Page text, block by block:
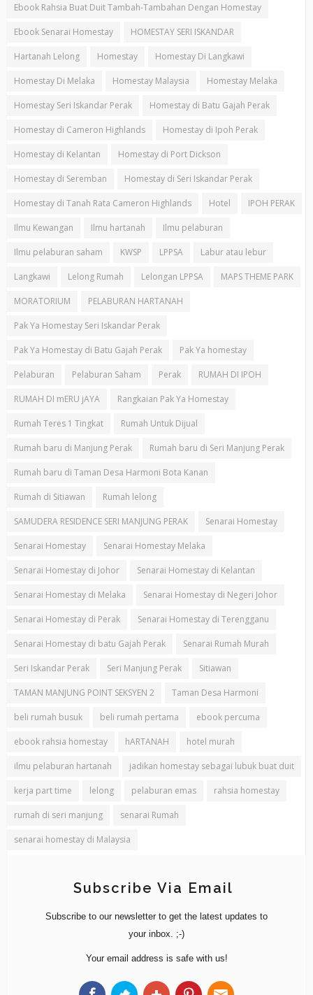
Ebook Rahsia Buat Duit Tambah-Tambahan Dengan Homestay
Ebook Senarai Homestay HOMESTAY SERI ISKANDAR
Hartanah Lelong Homestay Homestay Di Langkawi
Homestay Di Melaka Homestay Malaysia Homestay Melaka
Homestay Seri Iskandar Perak Homestay di Batu Gajah Perak
Homestay di Cameron Highlands Homestay di Ipoh Perak
Homestay di Kelantan Homestay di Port Dickson
Homestay di Seremban Homestay di Seri Iskandar Perak
Homestay di Tanah Rata Cameron Highlands Hotel IPOH PERAK
Ilmu Kewangan Ilmu hartanah Ilmu pelaburan
Ilmu pelaburan saham KWSP LPPSA Labur atau lebur
Langkawi Lelong Rumah Lelongan LPPSA MAPS THEME PARK
MORATORIUM PELABURAN HARTANAH
Pak Ya Homestay Seri Iskandar Perak
Pak Ya Homestay di Batu Gajah Perak Pak Ya homestay
Pelaburan Pelaburan Saham Perak RUMAH DI IPOH
RUMAH DI mERU jAYA Rangkaian Pak Ya Homestay
Rumah Teres 1 Tingkat Rumah Untuk Dijual
Rumah baru di Manjung Perak Rumah baru di Seri Manjung Perak
Rumah baru di Taman Desa Harmoni Bota Kanan
Rumah di Sitiawan Rumah lelong
SAMUDERA RESIDENCE SERI MANJUNG PERAK Senarai Homestay
Senarai Homestay Senarai Homestay Melaka
Senarai Homestay di Johor Senarai Homestay di Kelantan
Senarai Homestay di Melaka Senarai Homestay di Negeri Johor
Senarai Homestay di Perak Senarai Homestay di Terengganu
Senarai Homestay di batu Gajah Perak Senarai Rumah Murah
Seri Iskandar Perak Seri Manjung Perak Sitiawan
TAMAN MANJUNG POINT SEKSYEN 2 Taman Desa Harmoni
beli rumah busuk beli rumah pertama ebook percuma
ebook rahsia homestay hARTANAH hotel murah
ilmu pelaburan hartanah jadikan homestay sebagai lubuk buat duit
kerja part time lelong pelaburan emas rahsia homestay
rumah di seri manjung senarai Rumah
senarai homestay di Malaysia
Subscribe Via Email
Subscribe to our newsletter to get the latest updates to
your inbox. ;-)
Your email address is safe with us!